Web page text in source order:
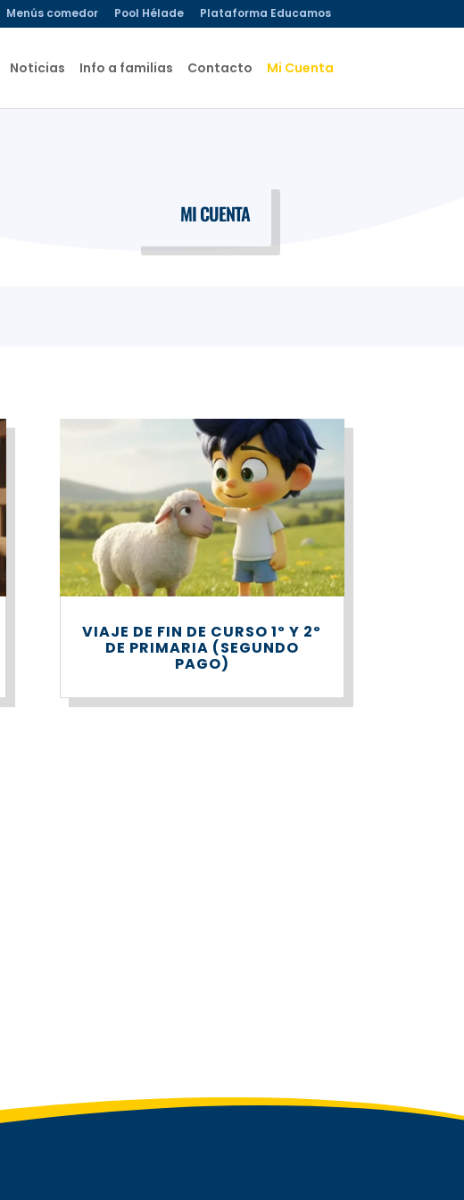
Menús comedor Pool Hélade Plataforma Educamos
Noticias Info a familias Contacto Mi Cuenta
MI CUENTA
VIAJE DE FIN DE CURSO 1º Y 2º
DE PRIMARIA (SEGUNDO
PAGO)